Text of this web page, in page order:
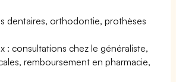
dentaires, orthodontie, prothèses
: consultations chez le généraliste,
remboursement en pharmacie,